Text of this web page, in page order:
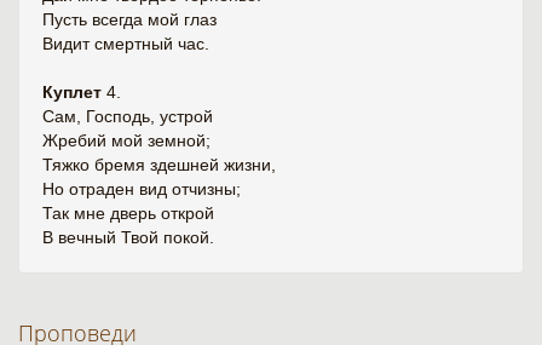
Пусть всегда мой глаз
Видит смертный час.
Куплет 4.
Сам, Господь, устрой
Жребий мой земной;
Тяжко бремя здешней жизни,
Но отраден вид отчизны;
Так мне дверь открой
В вечный Твой покой.
Проповеди